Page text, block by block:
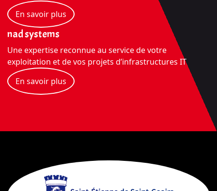
En savoir plus
nad systems
Une expertise reconnue au service de votre
exploitation et de vos projets d’infrastructures IT
En savoir plus